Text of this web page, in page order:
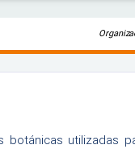
utilizadas